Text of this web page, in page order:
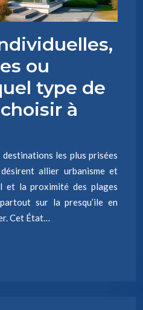
ou
type de
à
les plus prisées
allier urbanisme et
et la proximité des plages
sur la presqu’ile en
Cet État…